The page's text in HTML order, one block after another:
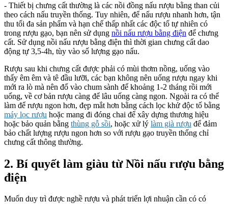
- Thiết bị chưng cất thường là các nồi đồng nấu rượu bằng than củi
theo cách nấu truyền thống. Tuy nhiên, để nấu rượu nhanh hơn, tận
thu tối đa sản phẩm và hạn chế thấp nhất các độc tố tự nhiên có
trong rượu gạo, bạn nên sử dụng nồi nấu rượu bằng điện để chưng
cất. Sử dụng nồi nấu rượu bằng điện thì thời gian chưng cất dao
động tự 3,5-4h, tùy vào số lượng gạo nấu.
Rượu sau khi chưng cất được phải có mùi thơm nồng, uống vào
thấy êm êm và tê đầu lưỡi, các bạn không nên uống rượu ngay khi
mới ra lò mà nên đổ vào chum sành để khoảng 1-2 tháng rồi mới
uống, về cơ bản rượu càng để lâu uống càng ngon. Ngoài ra có thể
làm để rượu ngon hơn, đẹp mắt hơn bằng cách lọc khử độc tố bằng
máy lọc rượu hoặc mang đi đóng chai để xây dựng thương hiệu
hoặc bảo quản bằng thùng gỗ sồi, hoặc xử lý làm già rượu để đảm
bảo chất lượng rượu ngon hơn so với rượu gạo truyền thống chỉ
chưng cất thông thường.
2. Bí quyết làm giàu từ Nồi nấu rượu bằng
điện
Muốn duy trì được nghề rượu và phát triển lợi nhuận cần có có